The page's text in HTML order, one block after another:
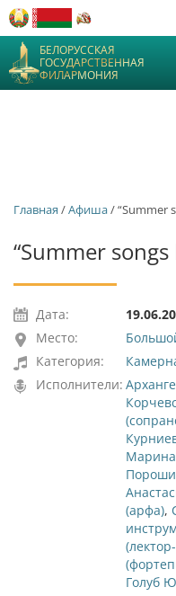
БЕЛОРУССКАЯ
ГОСУДАРСТВЕННАЯ
ФИЛАРМОНИЯ
Главная /Афиша/ “Summer
“Summer
Дата:
Место:
Категория:
Исполнители:
Марина
(арфа),
Голуб